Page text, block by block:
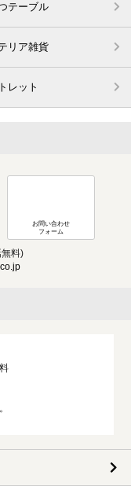
テーブル
リア雑貨
レット
お問い合わせ
フォーム
料)